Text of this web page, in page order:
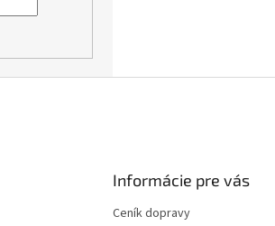
Informácie pre vás
Ceník dopravy